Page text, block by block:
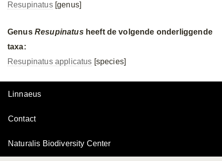
Resupinatus[genus]
Genus Resupinatusheeft de volgende onderliggende
taxa:
Resupinatus applicatus [species]
Linnaeus
Contact
Naturalis Biodiversity Center